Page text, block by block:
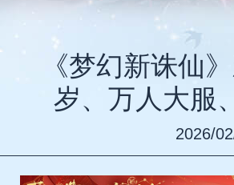
《梦幻新诛仙
岁、万人大服
2026/